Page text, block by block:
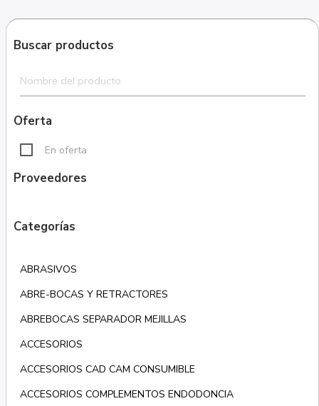
Buscar productos
Oferta
En oferta
Proveedores
Categorías
ABRASIVOS
ABRE-BOCAS Y RETRACTORES
ABREBOCAS SEPARADOR MEJILLAS
ACCESORIOS
ACCESORIOS CAD CAM CONSUMIBLE
ACCESORIOS COMPLEMENTOS ENDODONCIA